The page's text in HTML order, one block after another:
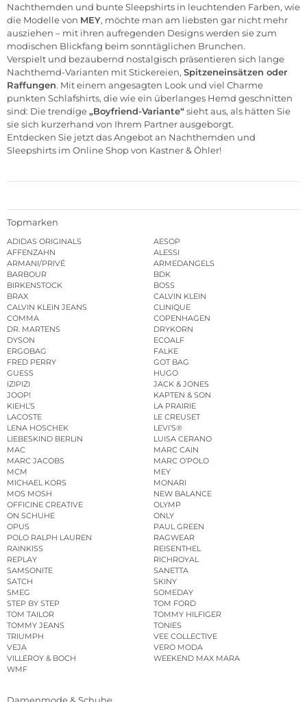
Nachthemden und bunte Sleepshirts in leuchtenden Farben, wie
die Modelle von MEY, möchte man am liebsten gar nicht mehr
ausziehen – mit ihren aufregenden Designs werden sie zum
modischen Blickfang beim sonntäglichen Brunchen.
Verspielt und bezaubernd nostalgisch präsentieren sich lange
Nachthemd-Varianten mit Stickereien, Spitzeneinsätzen oder
Raffungen. Mit einem angesagten Look und viel Charme
punkten Schlafshirts, die wie ein überlanges Hemd geschnitten
sind: Die trendige„Boyfriend-Variante“sieht aus, als hätten Sie
sie sich kurzerhand von Ihrem Partner ausgeborgt.
Entdecken Sie jetzt das Angebot an Nachthemden und
Sleepshirts im Online Shop von Kastner & Öhler!
Topmarken
ADIDAS ORIGINALS
AESOP
AFFENZAHN
ALESSI
ARMANI/PRIVÉ
ARMEDANGELS
BARBOUR
BDK
BIRKENSTOCK
BOSS
BRAX
CALVIN KLEIN
CALVIN KLEIN JEANS
CLINIQUE
COMMA
COPENHAGEN
DR. MARTENS
DRYKORN
DYSON
ECOALF
ERGOBAG
FALKE
FRED PERRY
GOT BAG
GUESS
HUGO
IZIPIZI
JACK & JONES
JOOP!
KAPTEN & SON
KIEHL’S
LA PRAIRIE
LACOSTE
LE CREUSET
LENA HOSCHEK
LEVI’S®
LIEBESKIND BERLIN
LUISA CERANO
MAC
MARC CAIN
MARC JACOBS
MARC O’POLO
MCM
MEY
MICHAEL KORS
MONARI
MOS MOSH
NEW BALANCE
OFFICINE CREATIVE
OLYMP
ON SCHUHE
ONLY
OPUS
PAUL GREEN
POLO RALPH LAUREN
RAGWEAR
RAINKISS
REISENTHEL
REPLAY
RICHROYAL
SAMSONITE
SANETTA
SATCH
SKINY
SMEG
SOMEDAY
STEP BY STEP
TOM FORD
TOM TAILOR
TOMMY HILFIGER
TOMMY JEANS
TONIES
TRIUMPH
VEE COLLECTIVE
VEJA
VERO MODA
VILLEROY & BOCH
WEEKEND MAX MARA
WMF
Damenmode & Schuhe